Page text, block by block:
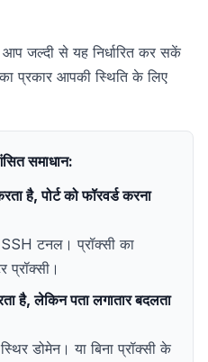
जल्दी से यह निर्धारित कर सकें
प्रकार आपकी स्थिति के लिए
समाधान:
है, पोर्ट को फॉरवर्ड करना
टनल। प्रॉक्सी का
प्रॉक्सी।
है, लेकिन पता लगातार बदलता
डोमेन। या बिना प्रॉक्सी के